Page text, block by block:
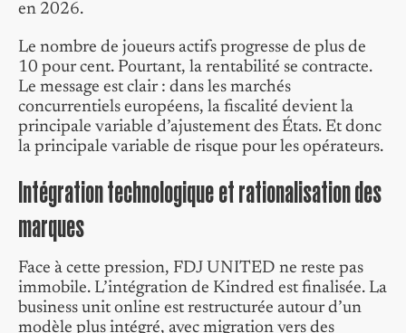
en 2026.
Le nombre de joueurs actifs progresse de plus de
10 pour cent. Pourtant, la rentabilité se contracte.
Le message est clair : dans les marchés
concurrentiels européens, la fiscalité devient la
principale variable d’ajustement des États. Et donc
la principale variable de risque pour les opérateurs.
Intégration technologique et rationalisation des
marques
Face à cette pression, FDJ UNITED ne reste pas
immobile. L’intégration de Kindred est finalisée. La
business unit online est restructurée autour d’un
modèle plus intégré, avec migration vers des